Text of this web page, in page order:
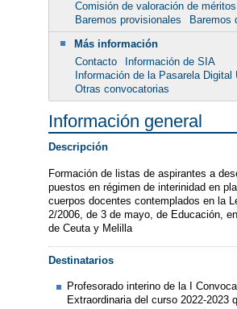
Comisión de valoración de méritos
Baremos provisionales
Baremos
Más información
Contacto
Información de SIA
Información de la Pasarela Digital
Otras convocatorias
Información general
Descripción
Formación de listas de aspirantes a
puestos en régimen de interinidad en
cuerpos docentes contemplados en la
2/2006, de 3 de mayo, de Educación,
de Ceuta y Melilla
Destinatarios
Profesorado interino de la I
Extraordinaria del curso 2022-2023